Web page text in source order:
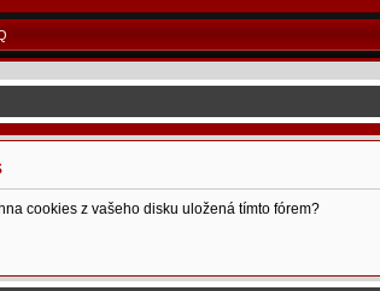
cookies z vašeho disku uložená tímto fórem?